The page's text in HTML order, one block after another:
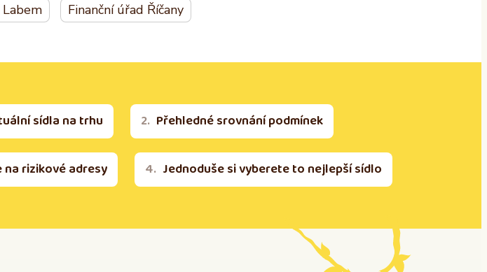
Finanční úřad Říčany
sídla na trhu Přehledné srovnání podmínek
na rizikové adresy Jednoduše si vyberete to nejlepší sídlo